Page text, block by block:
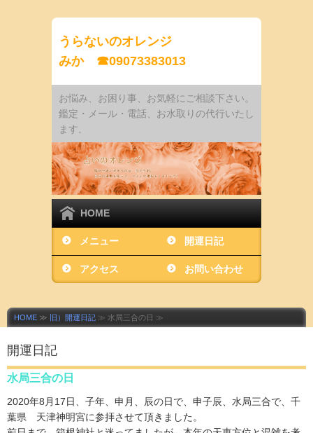
うらないのオレンジ
みか ☎09073383013
お悩み、お困り事、お気軽にご相談下さい。
鑑定・メール・電話、お水取りの代行いたし
ます
HOME
メニュー 開運日記
アクセス お問い合わせ
HOME ≫ 旧）開運日記 ≫ 水局三合の日 ≫
開運日記
水局三合の日
2020年8月17日、子年、申月、辰の日で、申子辰、水局三合で、千
葉県 天津神明宮に参拝させて頂きました。